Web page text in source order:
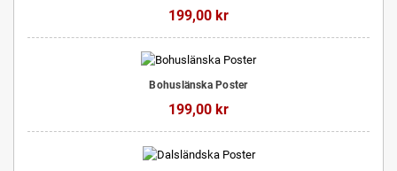
199,00 kr
Bohuslänska Poster
199,00 kr